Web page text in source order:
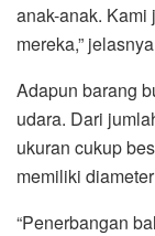
anak-anak.
mereka,”
Adapun barang
udara. Dari
ukuran cukup
memiliki
“Penerbangan